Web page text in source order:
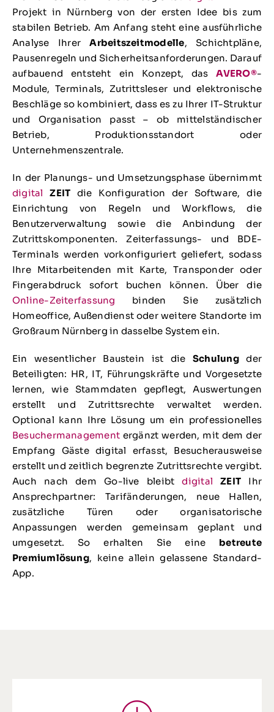
Projekt in Nürnberg von der ersten Idee bis zum
stabilen Betrieb. Am Anfang steht eine ausführliche
Analyse IhrerArbeitszeitmodelle, Schichtpläne,
Pausenregeln und Sicherheitsanforderungen. Darauf
aufbauend entsteht ein Konzept, dasAVERO®-
Module, Terminals, Zutrittsleser und elektronische
Beschläge so kombiniert, dass es zu Ihrer IT-Struktur
und Organisation passt – ob mittelständischer
Betrieb, Produktionsstandort oder
Unternehmenszentrale.
In der Planungs- und Umsetzungsphase übernimmt
digital
ZEIT die Konfiguration der Software, die
Einrichtung von Regeln und Workflows, die
Benutzerverwaltung sowie die Anbindung der
Zutrittskomponenten. Zeiterfassungs- und BDE-
Terminals werden vorkonfiguriert geliefert, sodass
Ihre Mitarbeitenden mit Karte, Transponder oder
Fingerabdruck sofort buchen können. Über die
Online-Zeiterfassung binden Sie zusätzlich
Homeoffice, Außendienst oder weitere Standorte im
Großraum Nürnberg in dasselbe System ein.
Ein wesentlicher Baustein ist dieSchulungder
Beteiligten: HR, IT, Führungskräfte und Vorgesetzte
lernen, wie Stammdaten gepflegt, Auswertungen
erstellt und Zutrittsrechte verwaltet werden.
Optional kann Ihre Lösung um ein professionelles
Besuchermanagement ergänzt werden, mit dem der
Empfang Gäste digital erfasst, Besucherausweise
erstellt und zeitlich begrenzte Zutrittsrechte vergibt.
Auch nach dem Go-live bleibtdigital ZEIT Ihr
Ansprechpartner: Tarifänderungen, neue Hallen,
zusätzliche Türen oder organisatorische
Anpassungen werden gemeinsam geplant und
umgesetzt. So erhalten Sie eine betreute
Premiumlösung, keine allein gelassene Standard-
App.